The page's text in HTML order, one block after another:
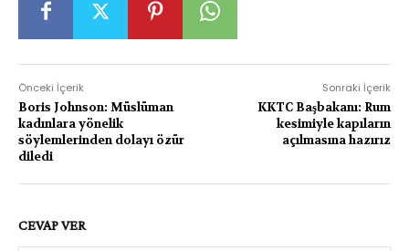
Önceki İçerik
Boris Johnson: Müslüman
kadınlara yönelik
söylemlerinden dolayı özür
diledi
Sonraki İçerik
KKTC Başbakanı: Rum
kesimiyle kapıların
açılmasına hazırız
CEVAP VER